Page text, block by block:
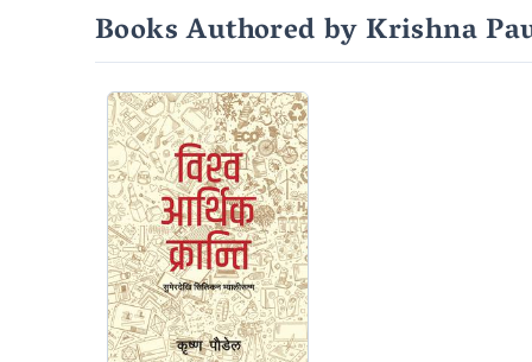
Books Authored by Krishna